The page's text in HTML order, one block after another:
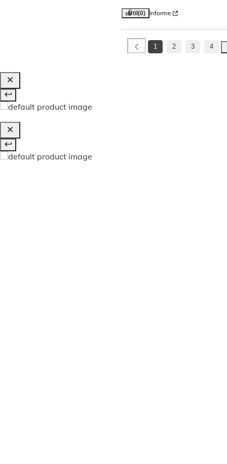
Útil (0) Informe
1 2 3 4